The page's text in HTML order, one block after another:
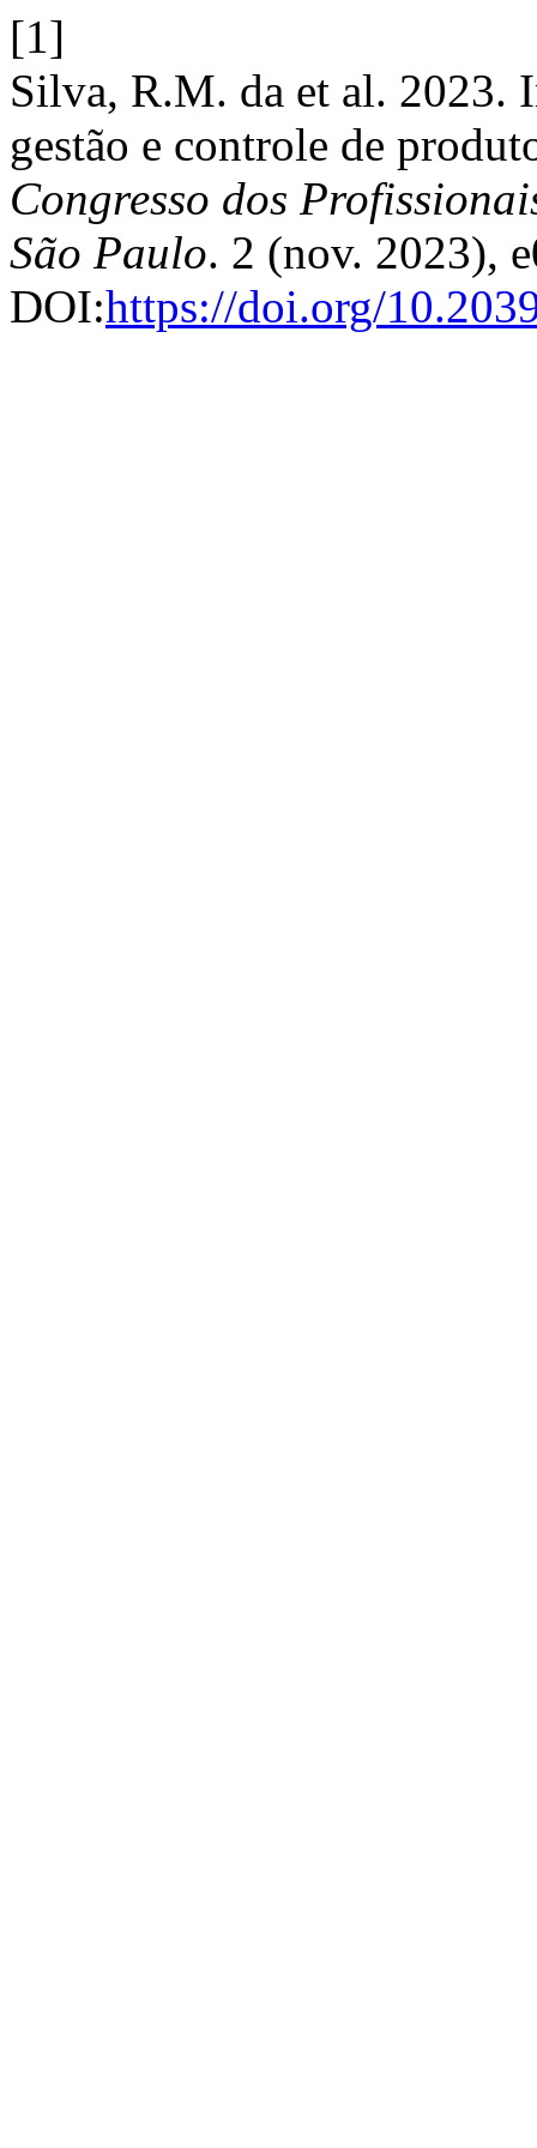
[1]
Silva, R.M. da et al. 2023.
gestão e controle de
Congresso dos
São Paulo. 2 (nov. 2023),
DOI:https://doi.org/